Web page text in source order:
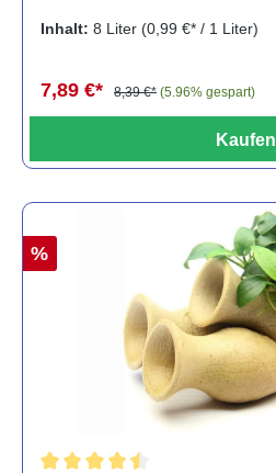
Inhalt: 8 Liter (0,99 €* / 1 Liter)
7,89 €* 8,39 €* (5.96% gespart)
Kaufen
%